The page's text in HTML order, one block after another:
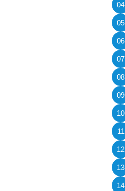
04
05
06
07
08
09
10
11
12
13
14